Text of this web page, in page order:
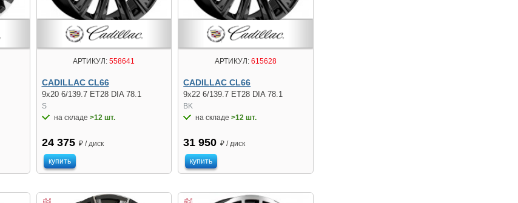
АРТИКУЛ: 558641
CADILLAC CL66
9x20 6/139.7 ET28 DIA 78.1
S
на складе >12 шт.
24 375 ₽ / диск
купить
АРТИКУЛ: 615628
CADILLAC CL66
9x22 6/139.7 ET28 DIA 78.1
BK
на складе>12 шт.
31 950 ₽ / диск
купить